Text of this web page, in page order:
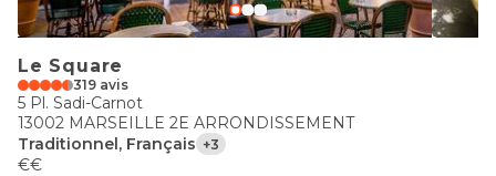
Le Square
319 avis
5 Pl. Sadi-Carnot
13002 MARSEILLE 2E ARRONDISSEMENT
Traditionnel, Français +3
€€